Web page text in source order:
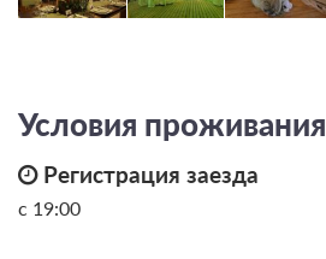
6 фото
Условия проживания
Регистрация заезда
с 19:00